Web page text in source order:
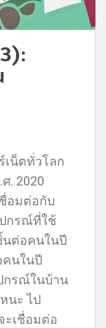
เน็ตทั่วโลก
. 2020
อมต่อกับ
กรณ์ที่ใช้
นต่อคนในปี
คนในปี
กรณ์ในบ้าน
นะ ไป
เชื่อมต่อ